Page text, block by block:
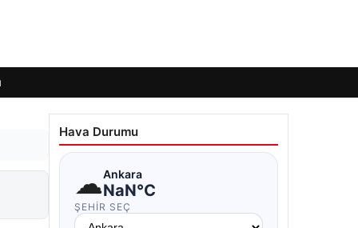
Hava Durumu
☁Ankara
NaN°C
ŞEHIR SEÇ